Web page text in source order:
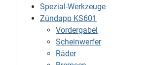
Spezial-Werkzeuge
Zündapp KS601
Vordergabel
Scheinwerfer
Räder